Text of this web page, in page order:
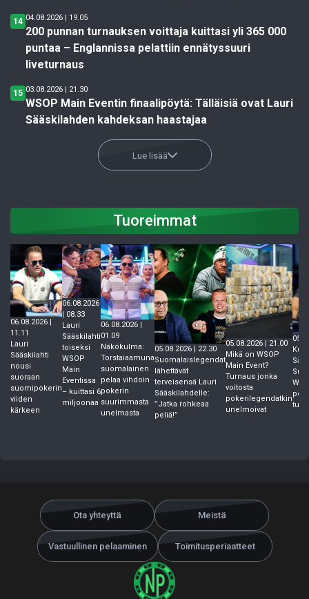
14 04.08.2026 | 19.05
200 punnan turnauksen voittaja kuittasi yli 365 000
puntaa – Englannissa pelattiin ennätyssuuri
liveturnaus
15 03.08.2026 | 21.30
WSOP Main Eventin finaalipöytä: Tälläisiä ovat Lauri
Sääskilahden kahdeksan haastajaa
Lue lisää
Tuoreimmat
06.08.2026 |
11.11
Lauri
Sääskilahti
nousi
suoraan
suomipokerin
viiden
kärkeen
06.08.2026
| 08.33
Lauri
Sääskilahti
toiseksi
WSOP
Main
Eventissa
– kuittasi 6
miljoonaa
06.08.2026 |
01.09
Näkökulma:
Torstaiaamuna
suomalainen
pelaa vihdoin
pokerin
suurimmasta
unelmasta
05.08.2026 | 22.30
Suomalaislegendat
lähettävät
terveisensä Lauri
Sääskilahdelle:
”Jatka rohkeaa
peliä!”
05.08.2026 | 21.00
Mikä on WSOP
Main Event?
Turnaus jonka
voitosta
pokerilegendatkin
unelmoivat
Ota yhteyttä Meistä
Vastuullinen pelaaminen Toimitusperiaatteet